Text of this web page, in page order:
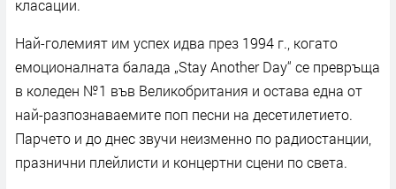
класации.
Най-големият им успех идва през 1994 г., когато
емоционалната балада „Stay Another Day“ се превръща
в коледен №1 във Великобритания и остава една от
най-разпознаваемите поп песни на десетилетието.
Парчето и до днес звучи неизменно по радиостанции,
празнични плейлисти и концертни сцени по света.